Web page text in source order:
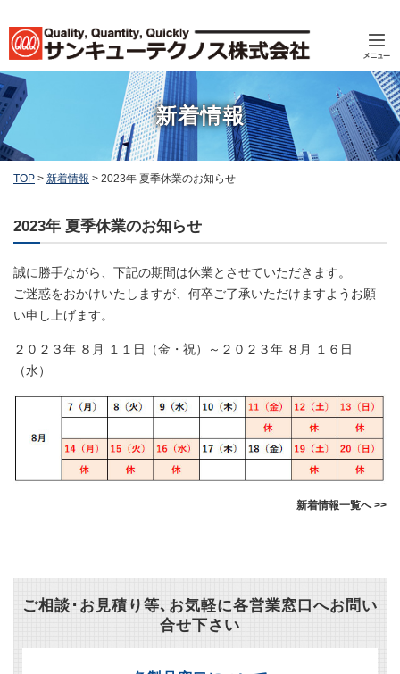
新着情報
TOP > 新着情報 > 2023年 夏季休業のお知らせ
2023年 夏季休業のお知らせ
誠に勝手ながら、下記の期間は休業とさせていただきます。
ご迷惑をおかけいたしますが、何卒ご了承いただけますようお願
い申し上げます。
２０２３年 ８月 １１日（金・祝）～２０２３年 ８月 １６日
（水）
新着情報一覧へ >>
ご相談･お見積り等､お気軽に各営業窓口へお問い
合せ下さい